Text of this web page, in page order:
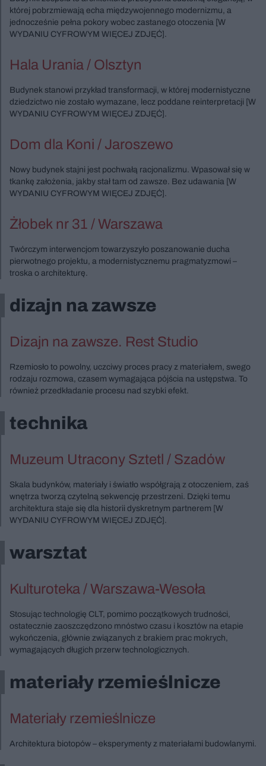
której pobrzmiewają echa międzywojennego modernizmu, a
jednocześnie pełna pokory wobec zastanego otoczenia [W
WYDANIU CYFROWYM WIĘCEJ ZDJĘĆ].
Hala Urania / Olsztyn
Budynek stanowi przykład transformacji, w której modernistyczne
dziedzictwo nie zostało wymazane, lecz poddane reinterpretacji [W
WYDANIU CYFROWYM WIĘCEJ ZDJĘĆ].
Dom dla Koni / Jaroszewo
Nowy budynek stajni jest pochwałą racjonalizmu. Wpasował się w
tkankę założenia, jakby stał tam od zawsze. Bez udawania [W
WYDANIU CYFROWYM WIĘCEJ ZDJĘĆ].
Żłobek nr 31 / Warszawa
Twórczym interwencjom towarzyszyło poszanowanie ducha
pierwotnego projektu, a modernistycznemu pragmatyzmowi –
troska o architekturę.
dizajn na zawsze
Dizajn na zawsze. Rest Studio
Rzemiosło to powolny, uczciwy proces pracy z materiałem, swego
rodzaju rozmowa, czasem wymagająca pójścia na ustępstwa. To
również przedkładanie procesu nad szybki efekt.
technika
Muzeum Utracony Sztetl / Szadów
Skala budynków, materiały i światło współgrają z otoczeniem, zaś
wnętrza tworzą czytelną sekwencję przestrzeni. Dzięki temu
architektura staje się dla historii dyskretnym partnerem [W
WYDANIU CYFROWYM WIĘCEJ ZDJĘĆ].
warsztat
Kulturoteka / Warszawa-Wesoła
Stosując technologię CLT, pomimo początkowych trudności,
ostatecznie zaoszczędzono mnóstwo czasu i kosztów na etapie
wykończenia, głównie związanych z brakiem prac mokrych,
wymagających długich przerw technologicznych.
materiały rzemieślnicze
Materiały rzemieślnicze
Architektura biotopów – eksperymenty z materiałami budowlanymi.